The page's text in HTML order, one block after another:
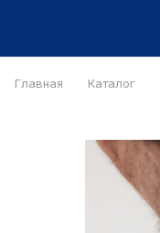
Главная Каталог